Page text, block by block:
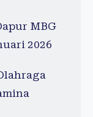
MBG
2026